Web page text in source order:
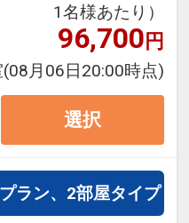
けの宿泊や延
自由自在です。
のJAL（または
！フライトマイ
カーや現地交
の追加（同時予
もございます。
1名様あたり）
96,700円
(08月06日20:00時点)
選択
ラン、2部屋タイプ